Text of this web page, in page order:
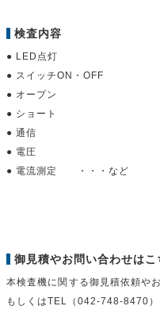
検査内容
● LED点灯
● スイッチON・OFF
● オープン
● ショート
● 通信
● 電圧
● 電流測定 ・・・など
御見積やお問い合わせはこ
本検査機に関する御見積依頼や
もしくはTEL（042-748-8470）